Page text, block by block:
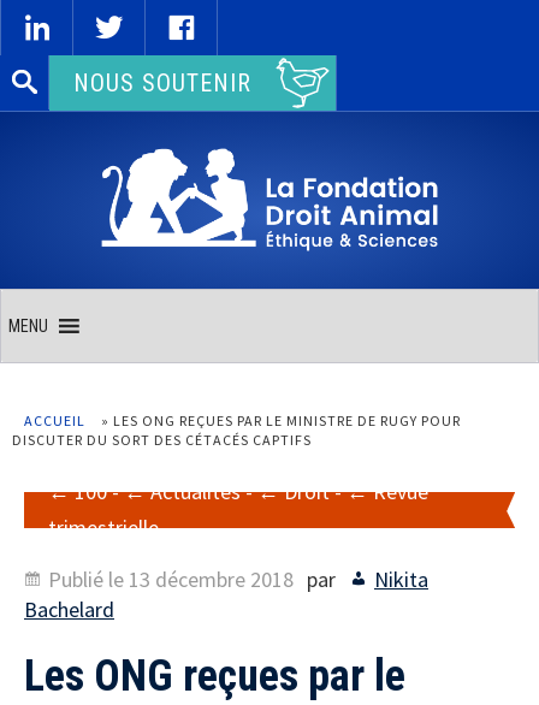
Rechercher :NOUS SOUTENIR
MENU
ACCUEIL » LES ONG REÇUES PAR LE MINISTRE DE RUGY POUR
DISCUTER DU SORT DES CÉTACÉS CAPTIFS
100- Actualités- Droit-
Revue
trimestrielle
Publié le 13 décembre 2018 par
Nikita
Bachelard
Les ONG reçues par le